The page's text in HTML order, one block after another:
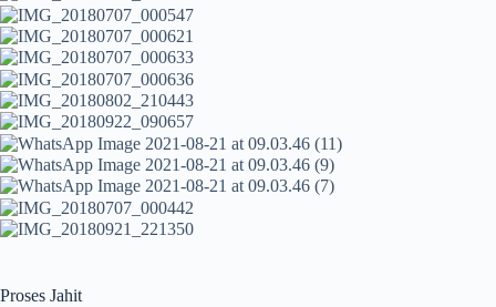
Proses Jahit